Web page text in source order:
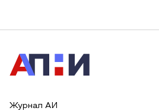
Журнал АИ